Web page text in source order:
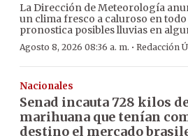
La Dirección de Meteorología
un clima fresco a caluroso en todo
pronostica posibles lluvias en
Agosto 8, 2026 08:36 a. m. · Redacción
Nacionales
Senad incauta 728 kilos
marihuana que tenían
destino el mercado